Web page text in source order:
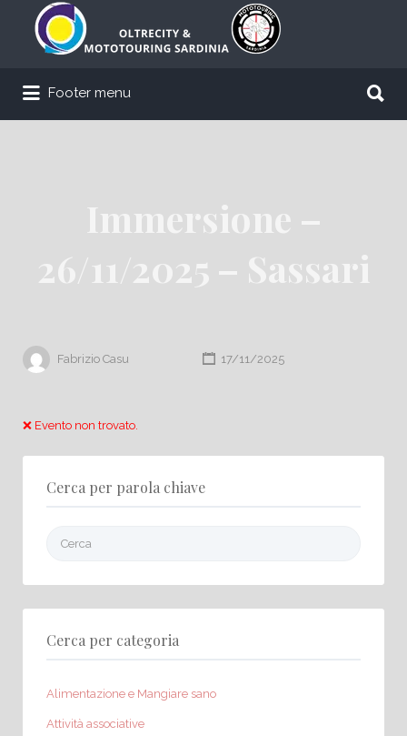
Cerca:
Footer menu
Immersione –
26/11/2025 – Sassari
Fabrizio Casu 17/11/2025
❌ Evento non trovato.
Cerca per parola chiave
Cerca per categoria
Alimentazione e Mangiare sano
Attività associative